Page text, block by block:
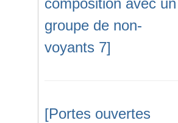
composition avec un
groupe de non-
voyants 7]
[Portes ouvertes